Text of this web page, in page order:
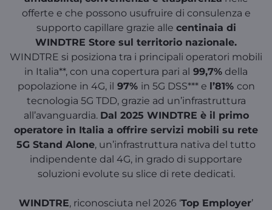
offerte e che possono usufruire di consulenza e
supporto capillare grazie alle centinaia di
WINDTRE Store sul territorio nazionale.
WINDTRE si posiziona tra i principali operatori mobili
in Italia**, con una copertura pari al 99,7% della
popolazione in 4G, il 97% in 5G DSS*** e l’81% con
tecnologia 5G TDD, grazie ad un’infrastruttura
all’avanguardia. Dal 2025 WINDTRE è il primo
operatore in Italia a offrire servizi mobili su rete
5G Stand Alone, un’infrastruttura nativa del tutto
indipendente dal 4G, in grado di supportare
soluzioni evolute su slice di rete dedicati.
WINDTRE, riconosciuta nel 2026 ‘Top Employer’